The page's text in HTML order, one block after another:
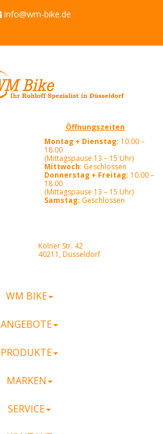
info@wm-bike.de
Öffnungszeiten
Montag + Dienstag: 10.00 –
18.00
(Mittagspause 13 – 15 Uhr)
Mittwoch: Geschlossen
Donnerstag + Freitag: 10.00 –
18.00
(Mittagspause 13 – 15 Uhr)
Samstag: Geschlossen
Kölner Str. 42
40211, Düsseldorf
WM BIKE
ANGEBOTE
PRODUKTE
MARKEN
SERVICE